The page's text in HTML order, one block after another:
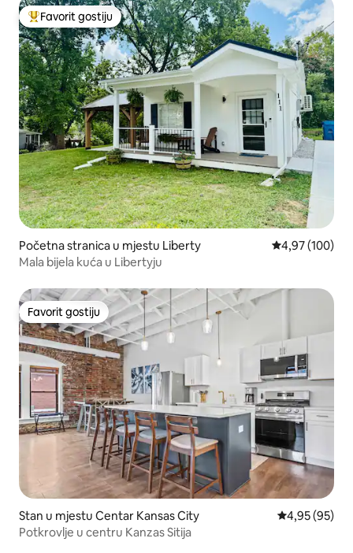
Glavni favorit gostiju
Favorit gostiju
Početna stranica u mjestu Liberty prosječna
4,97 (100)
Mala bijela kuća u Libertyju
Favorit gostiju
Favorit gostiju
Stan u mjestu Centar Kansas City prosječna
4,95 (95)
Potkrovlje u centru Kanzas Sitija